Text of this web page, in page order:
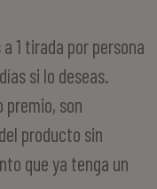
1 tirada por persona
si lo deseas.
premio, son
producto sin
que ya tenga un